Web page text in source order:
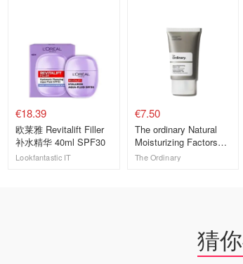
€18.39
欧莱雅 Revitalift Filler
补水精华 40ml SPF30
Lookfantastic IT
€7.50
The ordinary Natural
Moisturizing Factors
HA 保湿面霜
The Ordinary
猜